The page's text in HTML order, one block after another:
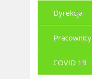
Dyrekcja
Pracownicy
COVID 19